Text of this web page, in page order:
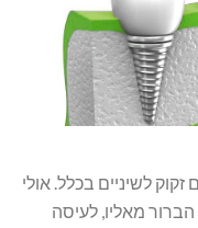
לשיניים בכלל. אולי
מאליו, לעיסה